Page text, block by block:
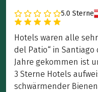
5.0 Sterne
Hotels waren alle
del Patio“ in Santiago
Jahre gekommen ist
3 Sterne Hotels
schwärmender